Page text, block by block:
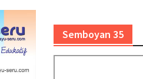
Semboyan 35